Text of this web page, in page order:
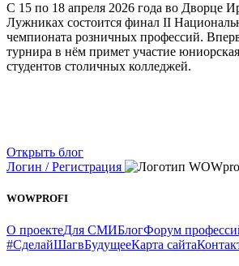
С 15 по 18 апреля 2026 года во Дворце
Лужниках состоится финал II
чемпионата розничных профессий.
турнира в нём примет участие
студентов столичных колледжей.
Открыть блог
Логин / Регистрация
WOWPROFI
О проектеДля СМИБлогФорум
#СделайШагвБудущееКарта сайта